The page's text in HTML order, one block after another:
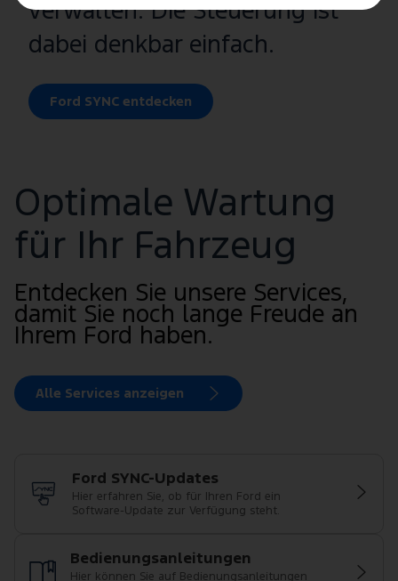
verwalten. Die Steuerung ist
dabei denkbar einfach.
Ford SYNC entdecken
Optimale Wartung
für Ihr Fahrzeug
Entdecken Sie unsere Services,
damit Sie noch lange Freude an
Ihrem Ford haben.
Alle Services anzeigen
Ford SYNC-Updates
Hier erfahren Sie, ob für Ihren Ford ein
Software-Update zur Verfügung steht.
Bedienungsanleitungen
Hier können Sie auf Bedienungsanleitungen